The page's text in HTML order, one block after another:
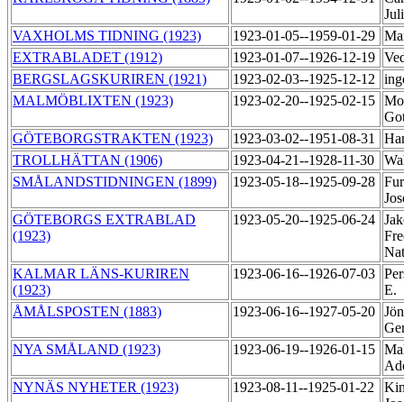
VAXHOLMS TIDNING (1923)
1923-01-05--1959-01-29
EXTRABLADET (1912)
1923-01-07--1926-12-19
BERGSLAGSKURIREN (1921)
1923-02-03--1925-12-12
MALMÖBLIXTEN (1923)
1923-02-20--1925-02-15
GÖTEBORGSTRAKTEN (1923)
1923-03-02--1951-08-31
TROLLHÄTTAN (1906)
1923-04-21--1928-11-30
SMÅLANDSTIDNINGEN (1899)
1923-05-18--1925-09-28
GÖTEBORGS EXTRABLAD
(1923)
1923-05-20--1925-06-24
KALMAR LÄNS-KURIREN
(1923)
1923-06-16--1926-07-03
E.
ÅMÅLSPOSTEN (1883)
1923-06-16--1927-05-20
NYA SMÅLAND (1923)
1923-06-19--1926-01-15
NYNÄS NYHETER (1923)
1923-08-11--1925-01-22